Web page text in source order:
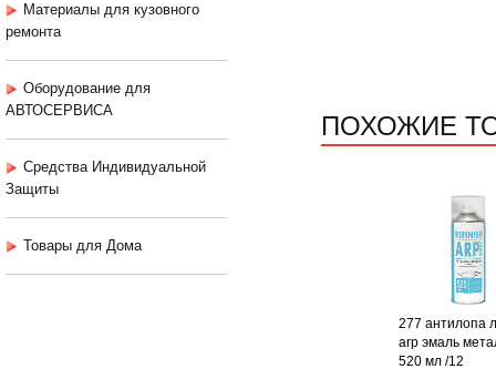
Материалы для кузовного
ремонта
Оборудование для
АВТОСЕРВИСА
Средства Индивидуальной
Защиты
Товары для Дома
ПОХОЖИЕ
277 антилопа
arp эмаль
520 мл /12